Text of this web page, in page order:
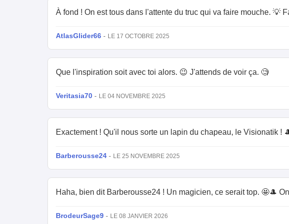
À fond ! On est tous dans l'attente du truc qui va faire mouche. 💡
AtlasGlider66 - LE 17 OCTOBRE 2025
Que l'inspiration soit avec toi alors. 😉 J'attends de voir ça. 🧐
Veritasia70 - LE 04 NOVEMBRE 2025
Exactement ! Qu'il nous sorte un lapin du chapeau, le Visionatik !
Barberousse24 - LE 25 NOVEMBRE 2025
Haha, bien dit Barberousse24 ! Un magicien, ce serait top. 🤩🎩
BrodeurSage9 - LE 08 JANVIER 2026